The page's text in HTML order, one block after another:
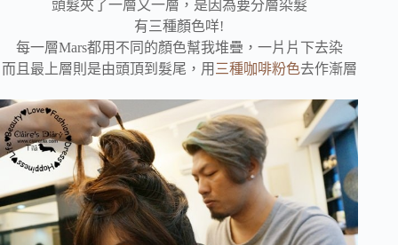
頭髮夾了一層又一層，是因為要分層染髮
有三種顏色咩!
每一層Mars都用不同的顏色幫我堆疊，一片片下去染
而且最上層則是由頭頂到髮尾，用 三種咖啡粉色去作漸層